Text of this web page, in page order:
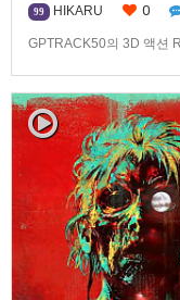
99 HIKARU 0
GPTRACK50의 3D 액션